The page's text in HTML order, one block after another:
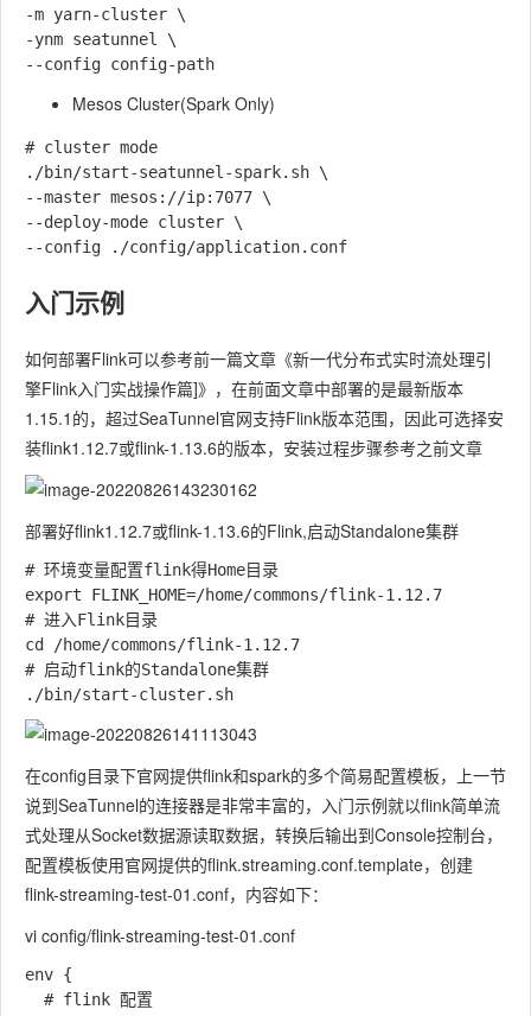
-m yarn-cluster \
-ynm seatunnel \
Mesos Cluster(Spark Only)
# cluster mode
./bin/start-seatunnel-spark.sh \
--master mesos://ip:7077 \
--deploy-mode cluster \
入门示例
如何部署Flink可以参考前一篇文章《新一代分布式实时流处理引
擎Flink入门实战操作篇]》，在前面文章中部署的是最新版本
1.15.1的，超过SeaTunnel官网支持Flink版本范围，因此可选择安
装flink1.12.7或flink-1.13.6的版本，安装过程步骤参考之前文章
部署好flink1.12.7或flink-1.13.6的Flink,启动Standalone集群
# 环境变量配置flink得Home目录
export FLINK_HOME=/home/commons/flink-1.12.7
# 进入Flink目录
cd /home/commons/flink-1.12.7
# 启动flink的Standalone集群
在config目录下官网提供flink和spark的多个简易配置模板，上一节
说到SeaTunnel的连接器是非常丰富的，入门示例就以flink简单流
式处理从Socket数据源读取数据，转换后输出到Console控制台，
配置模板使用官网提供的flink.streaming.conf.template，创建
flink-streaming-test-01.conf，内容如下：
vi config/flink-streaming-test-01.conf
env {